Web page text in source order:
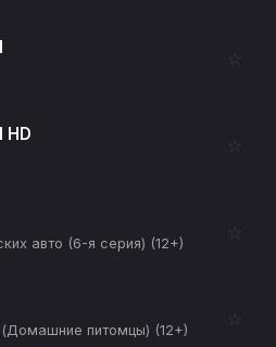
☆
HD ☆
авто (6-я серия) (12+)
☆
(Домашние питомцы) (12+)
☆